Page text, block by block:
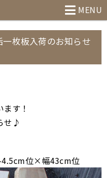
MENU
枚板入荷のお知らせ
す！
せ♪
位×幅43cm位